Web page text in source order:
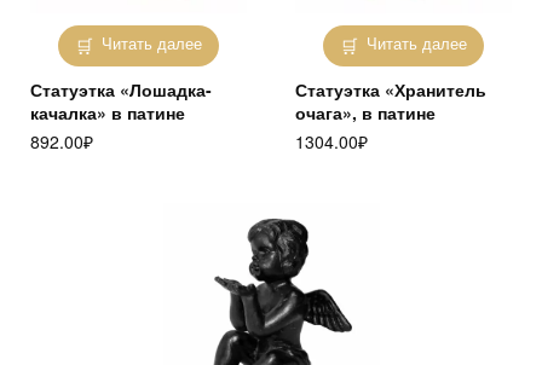
Читать далее
Статуэтка «Лошадка-
качалка» в патине
892.00₽
Читать далее
Статуэтка «Хранитель
очага», в патине
1304.00₽